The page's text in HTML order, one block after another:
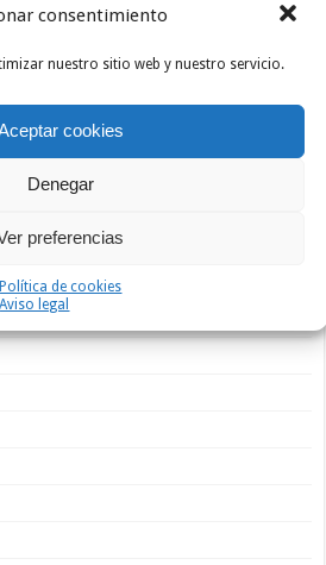
consentimiento
nuestro sitio web y nuestro servicio.
cookies
Denegar
preferencias
Política de cookies
Aviso legal